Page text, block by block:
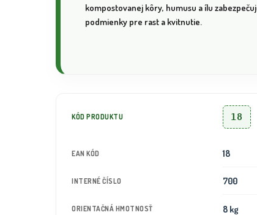
kompostovanej kôry, humusu a ílu
podmienky pre rast a kvitnutie.
KÓD PRODUKTU 18
EAN KÓD 18
INTERNÉ ČÍSLO 700
ORIENTAČNÁ HMOTNOSŤ 8 kg